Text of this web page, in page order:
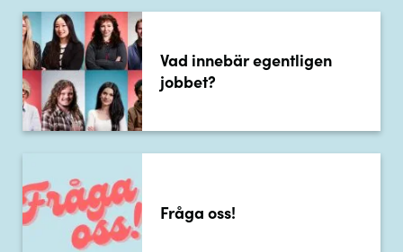
Vad innebär egentligen
jobbet?
Fråga oss!